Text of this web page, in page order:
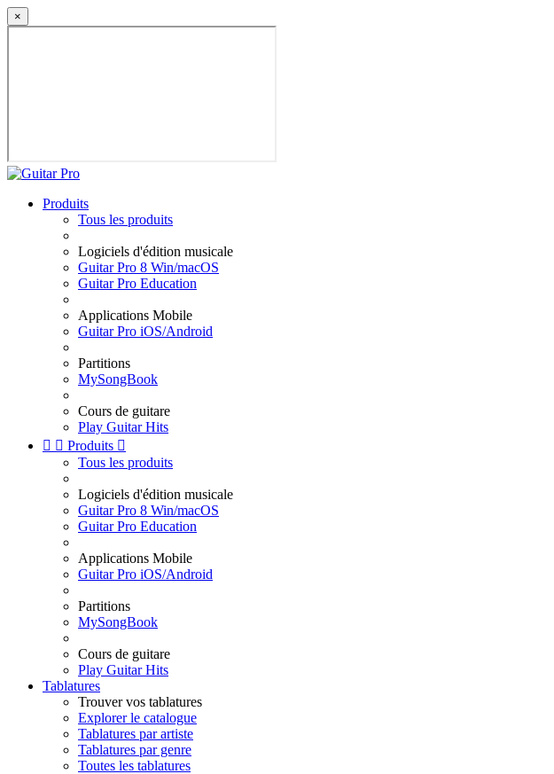
×
Produits
Tous les produits
Logiciels d'édition musicale
Guitar Pro 8 Win/macOS
Guitar Pro Education
Applications Mobile
Guitar Pro iOS/Android
Partitions
MySongBook
Cours de guitare
Play Guitar Hits
  Produits 
Tous les produits
Logiciels d'édition musicale
Guitar Pro 8 Win/macOS
Guitar Pro Education
Applications Mobile
Guitar Pro iOS/Android
Partitions
MySongBook
Cours de guitare
Play Guitar Hits
Tablatures
Trouver vos tablatures
Explorer le catalogue
Tablatures par artiste
Tablatures par genre
Toutes les tablatures